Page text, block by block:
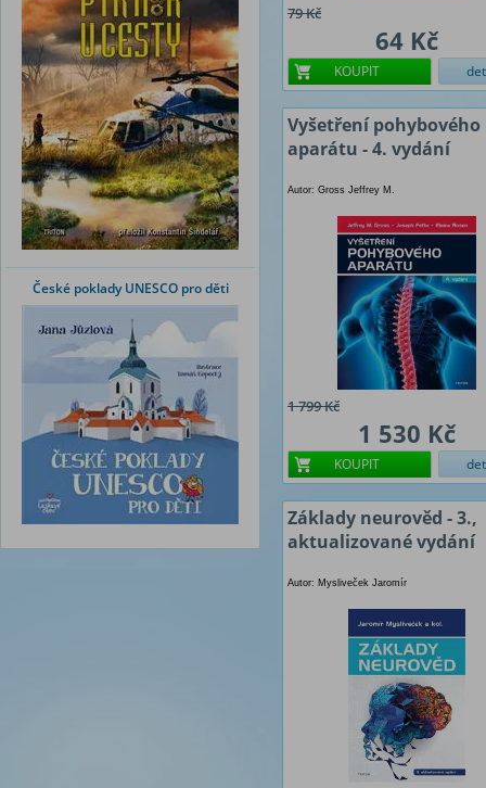
České poklady UNESCO pro děti
79 Kč
64 Kč
KOUPIT
Vyšetření pohybového
aparátu - 4. vydání
Autor: Gross Jeffrey M.
1 799 Kč
1 530 Kč
KOUPIT
Základy neurověd - 3.,
aktualizované vydání
Autor: Mysliveček Jaromír